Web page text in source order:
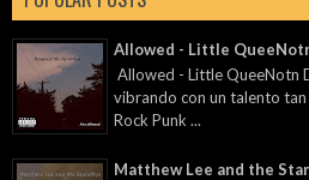
Allowed - Little
Allowed - Little QueeNotn
vibrando con un talento tan
Rock Punk ...
Matthew Lee and the